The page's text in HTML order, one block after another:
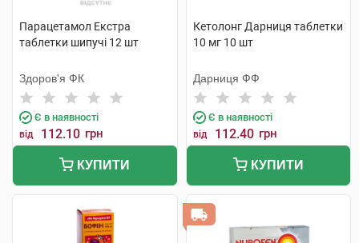
Парацетамол Екстра
таблетки шипучі 12 шт
Здоров'я ФК
Є в наявності
від 112.10 грн
КУПИТИ
Кетолонг Дарниця таблетки
10 мг 10 шт
Дарниця ФФ
Є в наявності
від 112.40 грн
КУПИТИ